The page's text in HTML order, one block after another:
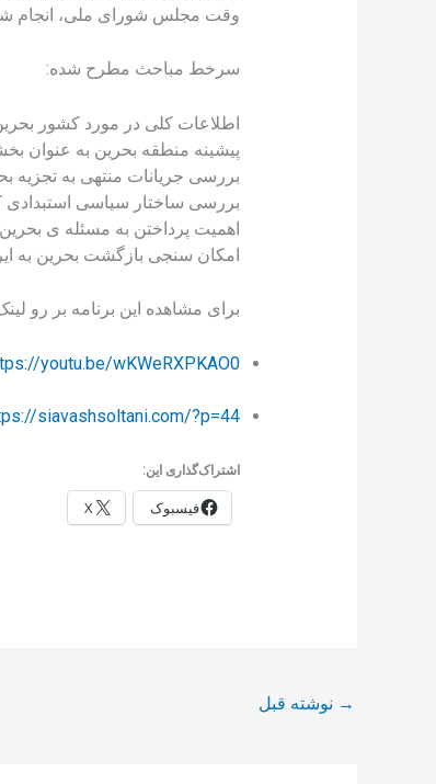
وقت مجلس شورای ملی، انجام
سرخط مباحث مطرح شده:
اطلاعات کلی در مورد کشور
پیشینه منطقه بحرین به عنوان
بررسی جریانات منتهی به تجزیه
بررسی ساختار سیاسی استبدادی
اهمیت پرداختن به مسئله ی
امکان سنجی بازگشت بحرین به
برای مشاهده این برنامه بر رو
youtu.be/wKWeRXPKAO0
siavashsoltani.com/?p=44
اشتراک‌گذاری این:
فیسبوک X
→ نوشته قبل